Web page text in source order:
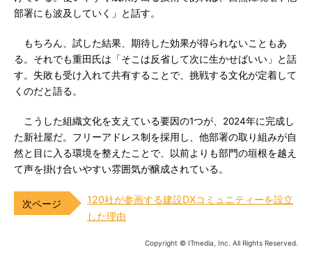
部署にも波及していく」と話す。
もちろん、試した結果、期待した効果が得られないこともあ
る。それでも重田氏は「そこは反省して次に生かせばいい」と話
す。失敗も受け入れて共有することで、挑戦する文化が定着して
くのだと語る。
こうした組織文化を支えている要因の1つが、2024年に完成し
た新社屋だ。フリーアドレス制を採用し、他部署の取り組みが自
然と目に入る環境を整えたことで、以前よりも部門の垣根を越え
て声を掛け合いやすい雰囲気が醸成されている。
120社が参画する建設DXコミュニティーを設立
した理由
Copyright © ITmedia, Inc. All Rights Reserved.